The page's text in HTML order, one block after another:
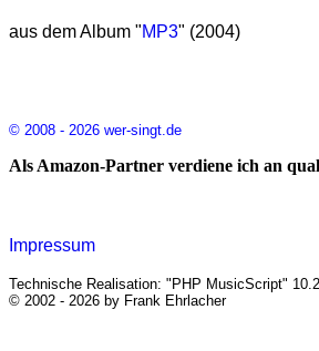
aus dem Album "MP3" (2004)
© 2008 - 2026 wer-singt.de
Als Amazon-Partner verdiene ich an
Impressum
Technische Realisation: "PHP MusicScript"
© 2002 - 2026 by Frank Ehrlacher